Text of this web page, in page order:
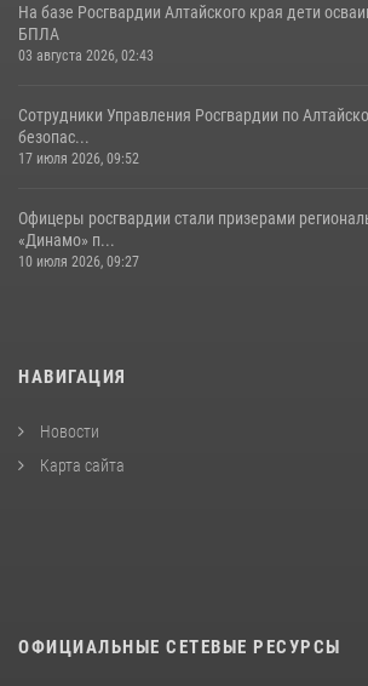
На базе Росгвардии Алтайского края дети
БПЛА
03 августа 2026, 02:43
Сотрудники Управления Росгвардии по
безопас...
17 июля 2026, 09:52
Офицеры росгвардии стали призерами
«Динамо» п...
10 июля 2026, 09:27
НАВИГАЦИЯ
Новости
Карта сайта
ОФИЦИАЛЬНЫЕ СЕТЕВЫЕ РЕСУРСЫ